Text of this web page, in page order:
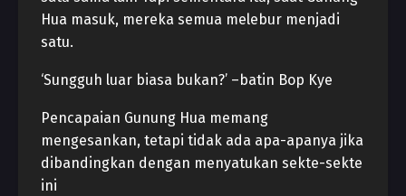
Hua masuk, mereka semua melebur menjadi
satu.
‘Sungguh luar biasa bukan?’ –batin Bop Kye
Pencapaian Gunung Hua memang
mengesankan, tetapi tidak ada apa-apanya jika
dibandingkan dengan menyatukan sekte-sekte
ini